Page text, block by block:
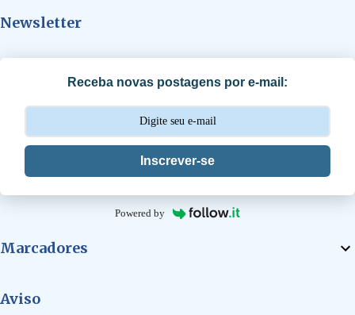
á
s
Newsletter
Receba novas postagens por e-mail:
Inscrever-se
Powered by
Marcadores
Aviso